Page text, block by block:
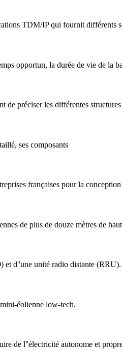
TDM/IP qui fournit différents
opportun, la durée de vie de la
préciser les différentes
ses composants
françaises pour la
de plus de douze mètres de
et d''une unité radio distante
éolienne low-tech.
de l''électricité autonome et